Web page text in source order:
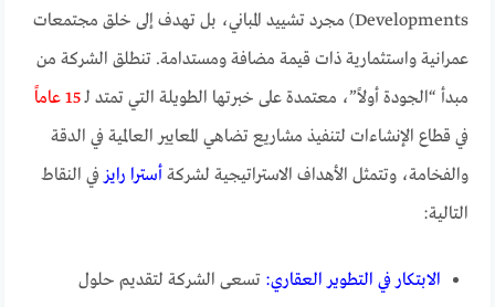
Developments) مجرد تشييد المباني، بل تهدف إلى خلق مجتمعات
عمرانية واستثمارية ذات قيمة مضافة ومستدامة. تنطلق الشركة من
مبدأ “الجودة أولاً”، معتمدة على خبرتها الطويلة التي تمتد لـ15 عاماً
في قطاع الإنشاءات لتنفيذ مشاريع تضاهي المعايير العالمية في الدقة
والفخامة، وتتمثل الأهداف الاستراتيجية لشركة أسترا رايزفي النقاط
التالية:
الابتكار في التطوير العقاري: تسعى الشركة لتقديم حلول